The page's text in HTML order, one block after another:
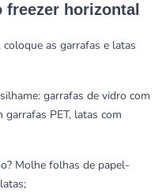
freezer horizontal
as garrafas e latas
garrafas de vidro com
PET, latas com
Molhe folhas de papel-